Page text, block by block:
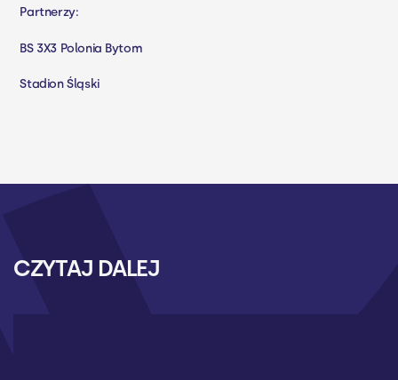
Partnerzy:
BS 3X3 Polonia Bytom
Stadion Śląski
CZYTAJ DALEJ